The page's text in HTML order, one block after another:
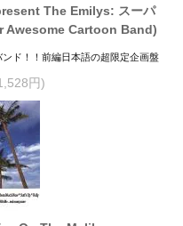
The Emilys: スーパ
Awesome Cartoon Band)
ド！！前編日本語の超限定企画盤
円)